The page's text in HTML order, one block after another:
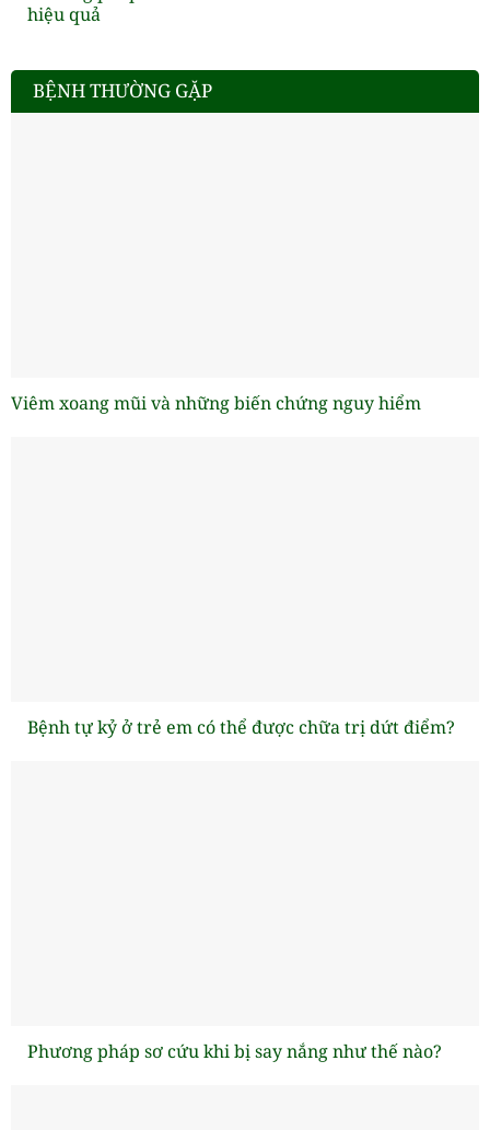
hiệu quả
BỆNH THƯỜNG GẶP
Viêm xoang mũi và những biến chứng nguy hiểm
Bệnh tự kỷ ở trẻ em có thể được chữa trị dứt điểm?
Phương pháp sơ cứu khi bị say nắng như thế nào?